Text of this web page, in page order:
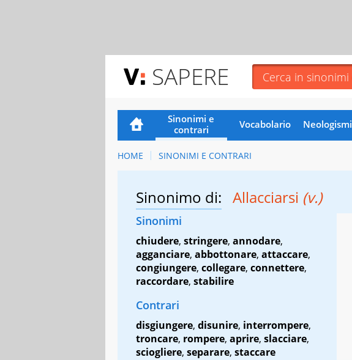
SAPERE
Sinonimi e
contrari
Vocabolario Neologismi
HOME SINONIMI E CONTRARI
Sinonimo di: Allacciarsi (v.)
Sinonimi
chiudere, stringere, annodare,
agganciare, abbottonare, attaccare,
congiungere, collegare, connettere,
raccordare, stabilire
Contrari
disgiungere, disunire, interrompere,
troncare, rompere, aprire, slacciare,
sciogliere, separare, staccare